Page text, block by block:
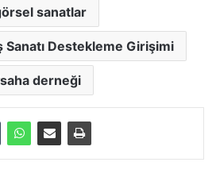
sanatlar
Sanatı Destekleme Girişimi
saha derneği